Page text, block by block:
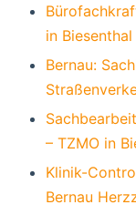
in Biesenthal
Bernau:
– TZMO in
Klinik-
Bernau